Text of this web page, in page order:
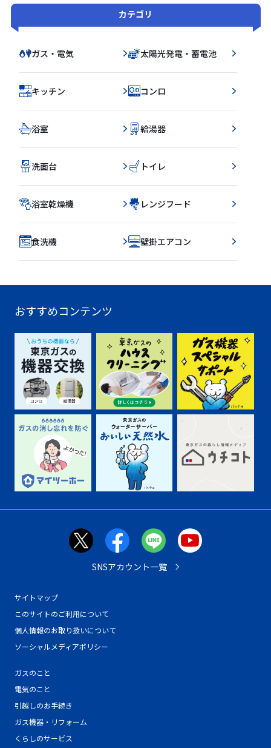
カテゴリ
ガス・電気 太陽光発電・蓄電池
キッチン コンロ
浴室 給湯器
洗面台 トイレ
浴室乾燥機 レンジフード
食洗機 壁掛エアコン
おすすめコンテンツ
サイトマップ
このサイトのご利用について
個人情報のお取り扱いについて
ソーシャルメディアポリシー
ガスのこと
電気のこと
引越しのお手続き
ガス機器・リフォーム
くらしのサービス
SNSアカウント一覧